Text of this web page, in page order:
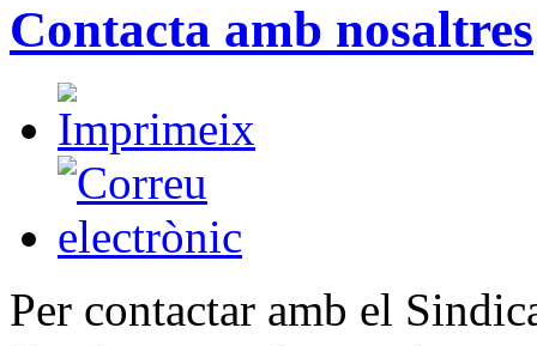
Contacta amb nosaltres
Per contactar amb el